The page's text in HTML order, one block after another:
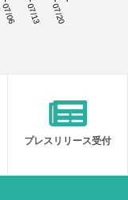
07/06 07/13 07/20
プレスリリース受付